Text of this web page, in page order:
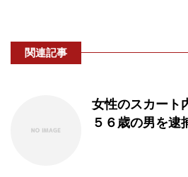
関連記事
女性のスカート
５６歳の男を